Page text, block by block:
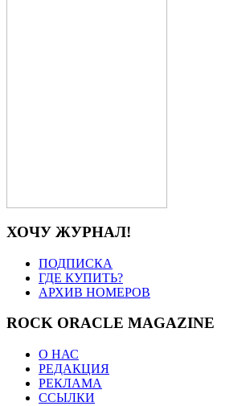
ХОЧУ ЖУРНАЛ!
ПОДПИСКА
ГДЕ КУПИТЬ?
АРХИВ НОМЕРОВ
ROCK ORACLE MAGAZINE
О НАС
РЕДАКЦИЯ
РЕКЛАМА
ССЫЛКИ